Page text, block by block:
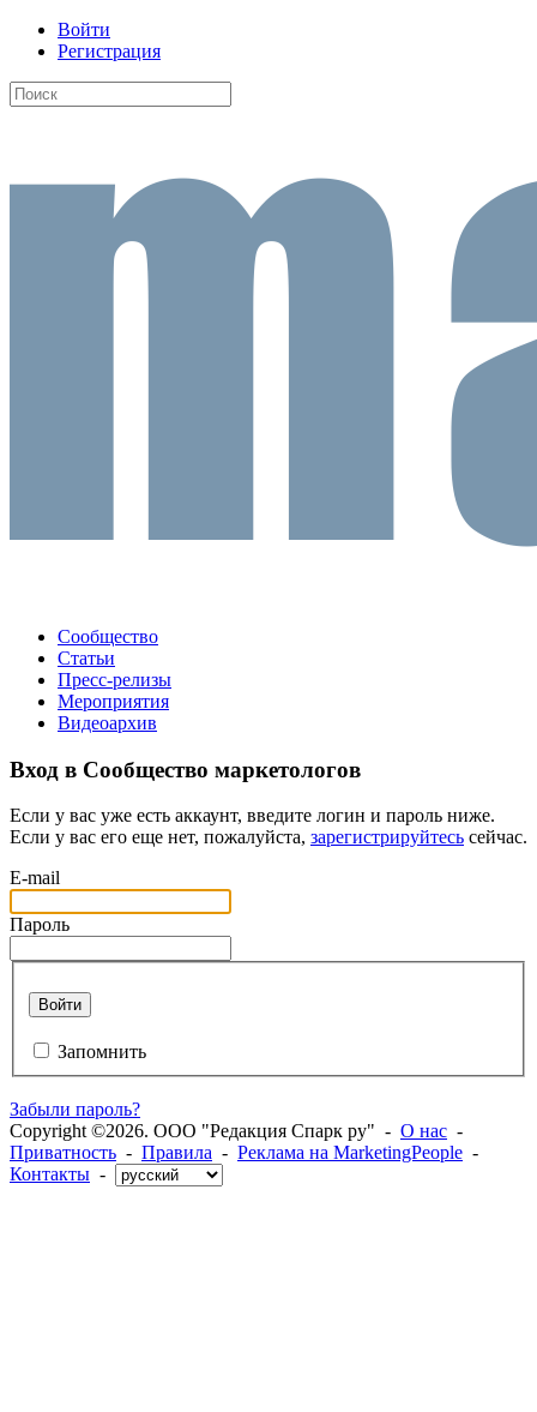
Войти
Регистрация
Сообщество
Статьи
Пресс-релизы
Мероприятия
Видеоархив
Вход в Сообщество маркетологов
Если у вас уже есть аккаунт, введите логин и пароль ниже.
Если у вас его еще нет, пожалуйста, зарегистрируйтесь сейчас.
E-mail
Пароль
Войти
Запомнить
Забыли пароль?
Copyright ©2026. ООО "Редакция Спарк ру" - О нас -
Приватность - Правила - Реклама на MarketingPeople -
Контакты -